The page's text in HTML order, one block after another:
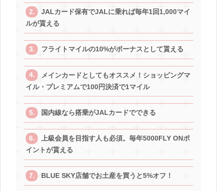
JALカード保有でJALに乗れば毎年1回1,000マイ
ルが貰える
フライトマイルの10%がボーナスとして貰える
メインカードとしてもオススメ！ショッピングマ
イル・プレミアムで100円決済で1マイル
国内線なら搭乗がJALカードでできる
上級会員を目指す人も必須。毎年5000FLY ONポ
イントが貰える
BLUE SKY店舗でお土産を買うと5%オフ！